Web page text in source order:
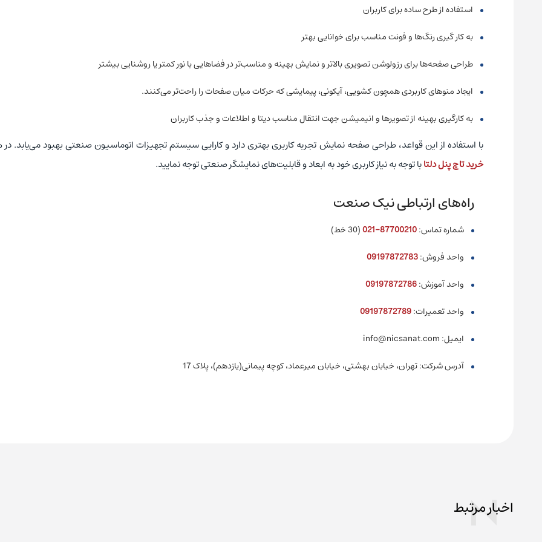
استفاده از طرح ساده برای کاربران
به کار گیری رنگ‌ها و فونت مناسب برای خوانایی بهتر
طراحی صفحه‌ها برای رزولوشن تصویری بالاتر و نمایش بهینه و مناسب‌تر در فضاهایی با نور کمتر یا روشنایی بیشتر
ایجاد منوهای کاربردی همچون کشویی، آیکونی، پیمایشی که حرکات میان صفحات را راحت‌تر می‌کنند.
به کارگیری بهینه از تصویرها و انیمیشن جهت انتقال مناسب دیتا و اطلاعات و جذب کاربران
با استفاده از این قواعد، طراحی صفحه نمایش تجربه کاربری بهتری دارد و کارایی سیستم تجهیزات اتوماسیون صنعتی بهبود می‌یابد. در
خرید تاچ پنل دلتابا توجه به نیاز کاربری خود به ابعاد و قابلیت‌های نمایشگر صنعتی توجه نمایید.
راه‌های ارتباطی نیک صنعت
شماره تماس:87700210-021
(30 خط)
واحد فروش:09197872783
واحد آموزش:09197872786
واحد تعمیرات:09197872789
ایمیل: info@nicsanat.com
آدرس شرکت: تهران، خیابان بهشتی، خیابان میرعماد، کوچه پیمانی(یازدهم)، پلاک 17
اخبار مرتبط